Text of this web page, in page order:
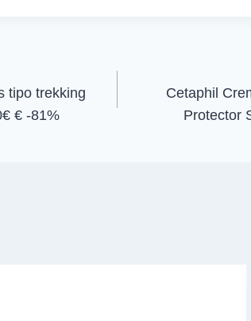
tipo trekking
€ -81%
Cetaphil
Protector